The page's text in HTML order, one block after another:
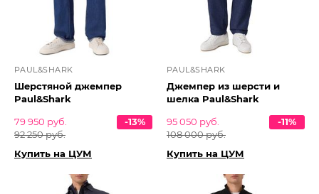
PAUL&SHARK
Шерстяной джемпер
Paul&Shark
79 950 руб.
92 250 руб.
-13%
Купить на ЦУМ
PAUL&SHARK
Джемпер из шерсти и
шелка Paul&Shark
95 050 руб.
108 000 руб.
-11%
Купить на ЦУМ